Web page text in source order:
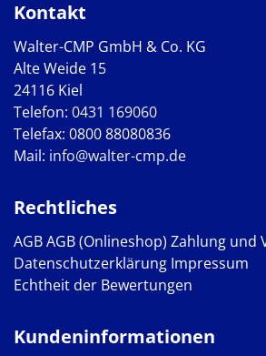
Kontakt
Walter-CMP GmbH & Co. KG
Alte Weide 15
24116 Kiel
Telefon: 0431 169060
Telefax: 0800 88080836
Mail: info@walter-cmp.de
Rechtliches
AGBAGB (Onlineshop) Zahlung und
Datenschutzerklärung Impressum
Echtheit der Bewertungen
Kundeninformationen